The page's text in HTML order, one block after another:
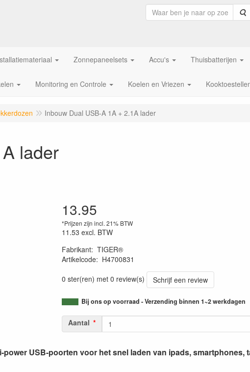
Zonnepaneelsets Accu's Thuisbatterijen
Monitoring en Controle Koelen en Vriezen
Inbouw Dual USB-A 1A + 2.1A lader
lader
13.95
*Prijzen zijn incl. 21% BTW
11.53 excl. BTW
Fabrikant: TIGER®
Artikelcode: H4700831
0 ster(ren) met 0 review(s)
Schrijf een review
Bij ons op voorraad - Verzending binnen 1~2 werkdagen
Aantal
USB-poorten voor het snel laden van ipads, smartphones,